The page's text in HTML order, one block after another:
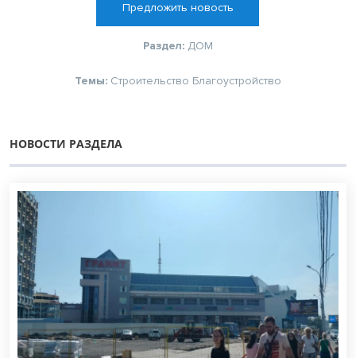
Предложить новость
Раздел: ДОМ
Темы: Строительство Благоустройство
НОВОСТИ РАЗДЕЛА